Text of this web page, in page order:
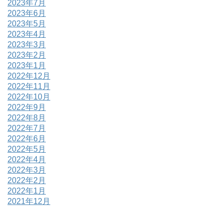
2023年7月
2023年6月
2023年5月
2023年4月
2023年3月
2023年2月
2023年1月
2022年12月
2022年11月
2022年10月
2022年9月
2022年8月
2022年7月
2022年6月
2022年5月
2022年4月
2022年3月
2022年2月
2022年1月
2021年12月